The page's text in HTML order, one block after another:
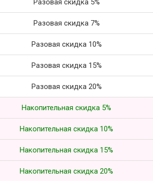
Разовая скидка 7%
Разовая скидка 10%
Разовая скидка 15%
Разовая скидка 20%
Накопительная скидка 5%
Накопительная скидка 10%
Накопительная скидка 15%
Накопительная скидка 20%